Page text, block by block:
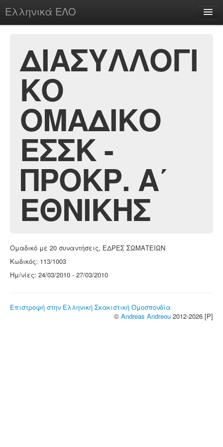
Ελληνικά ΕΛΟ
chesstu.be @ discord
Login
ΔΙΑΣΥΛΛΟΓΙ
ΚΟ
ΟΜΑΔΙΚΟ
ΕΣΣΚ -
ΠΡΟΚΡ. Α΄
ΕΘΝΙΚΗΣ
Ομαδικό με 20 συναντήσεις, ΕΔΡΕΣ ΣΩΜΑΤΕΙΩΝ
Κωδικός: 113/1003
Ημ/νίες: 24/03/2010 - 27/03/2010
Επιστροφή στην Ελληνική Σκακιστική Ομοσπονδία
© Andreas Andreou 2012-2026 [P]